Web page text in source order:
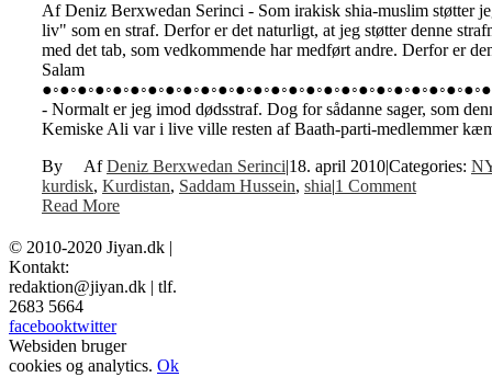
Af Deniz Berxwedan Serinci - Som irakisk shia-muslim støtter
liv" som en straf. Derfor er det naturligt, at jeg støtter denne
med det tab, som vedkommende har medført andre. Derfor er
Salam
- Normalt er jeg imod dødsstraf. Dog for sådanne sager, som
Kemiske Ali var i live ville resten af Baath-parti-medlemmer
By
Deniz Berxwedan Serinci|18. april 2010|Categories:
kurdisk, Kurdistan, Saddam Hussein, shia|1 Comment
Read More
© 2010-2020 Jiyan.dk |
Kontakt:
redaktion@jiyan.dk | tlf.
2683 5664
facebooktwitter
Websiden bruger
cookies og analytics. Ok